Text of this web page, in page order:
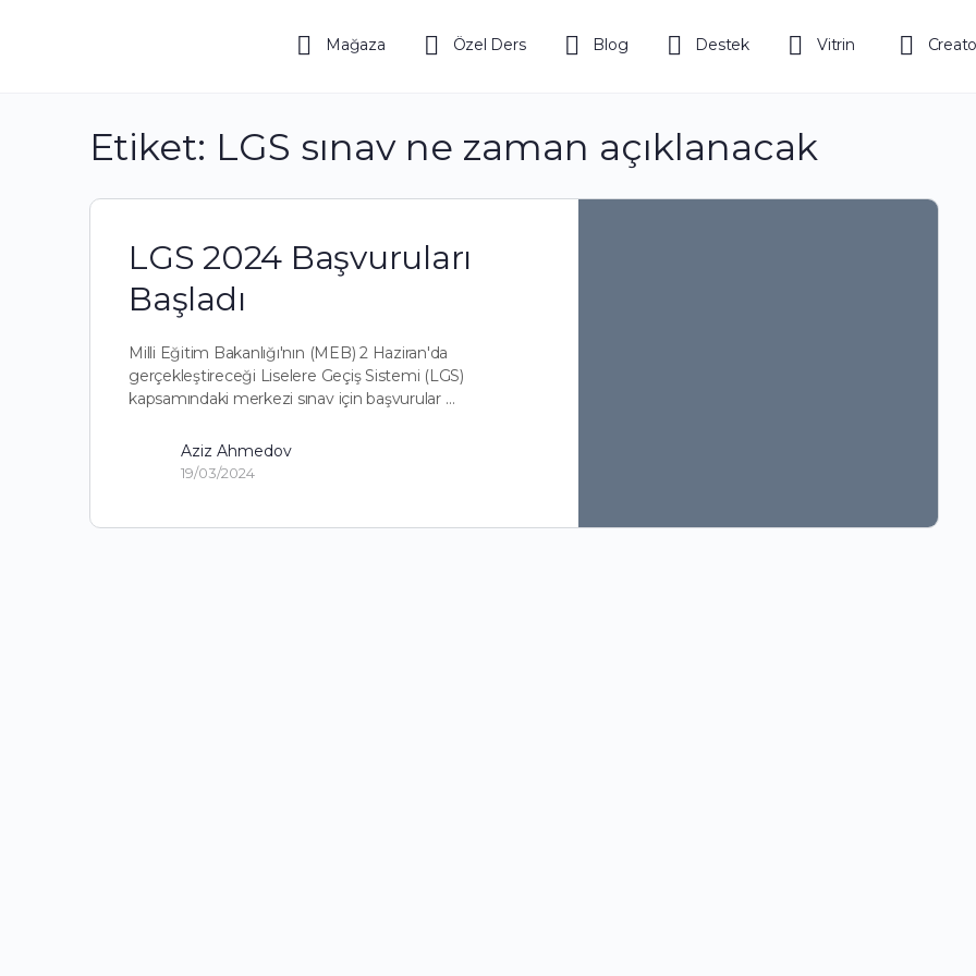
Mağaza Özel Ders Blog Destek Vitrin
Etiket: LGS sınav ne zaman açıklanacak
LGS 2024 Başvuruları
Başladı
Milli Eğitim Bakanlığı'nın (MEB) 2 Haziran'da
gerçekleştireceği Liselere Geçiş Sistemi (LGS)
kapsamındaki merkezi sınav için başvurular …
Aziz Ahmedov
19/03/2024